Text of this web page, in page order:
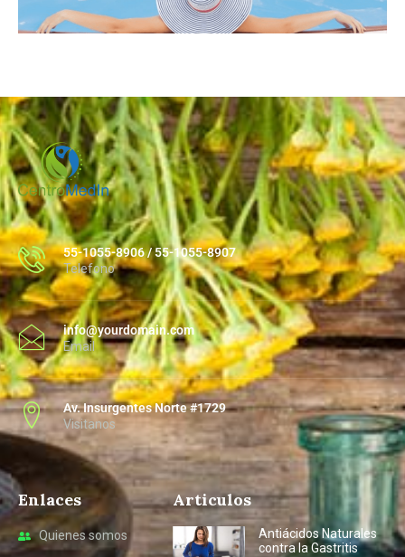
55-1055-8906 / 55-1055-8907
Telefono
info@yourdomain.com
Email
Av. Insurgentes Norte #1729
Visitanos
Enlaces
Quienes somos
Articulos
Antiácidos Naturales
contra la Gastritis